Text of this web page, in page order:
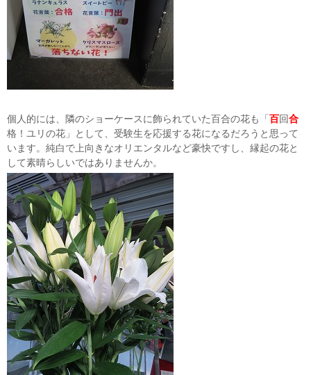
個人的には、隣のショーケースに飾られていた百合の花も「百回合
格！ユリの花」として、受験生を応援する花になるだろうと思って
います。純白で上向きなオリエンタルなど豪快ですし、縁起の花と
して素晴らしいではありませんか。